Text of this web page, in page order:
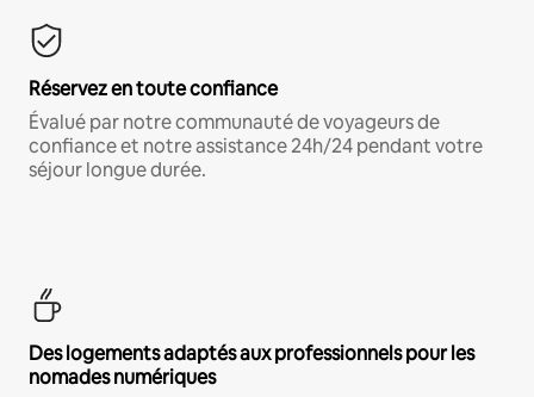
Réservez en toute confiance
Évalué par notre communauté de voyageurs de
confiance et notre assistance 24h/24 pendant votre
séjour longue durée.
Des logements adaptés aux professionnels pour les
nomades numériques